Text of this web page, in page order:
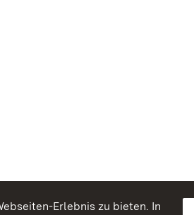
Erlebnis zu bieten. In